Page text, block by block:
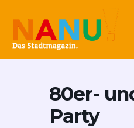
Inhalt
springen
80er-
Party